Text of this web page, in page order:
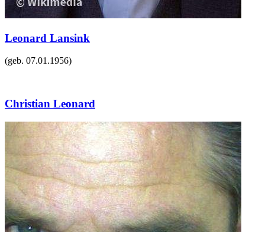
Leonard Lansink
(geb. 07.01.1956)
Christian Leonard